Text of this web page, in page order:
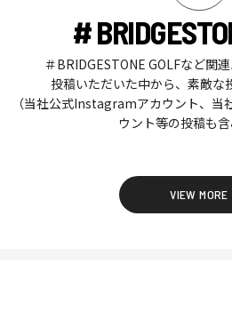
#
＃BRIDGESTONE GOLFなど関
投稿いただいた中から、素敵な
（当社公式Instagramアカウント、
ウント等の投稿も含
VIEW MORE